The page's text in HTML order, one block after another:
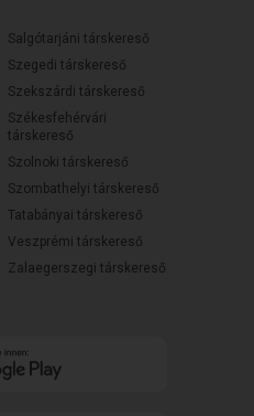
Salgótarjáni társkereső
Szegedi társkereső
Szekszárdi társkereső
Székesfehérvári
társkereső
Szolnoki társkereső
Szombathelyi társkereső
Tatabányai társkereső
Veszprémi társkereső
Zalaegerszegi társkereső